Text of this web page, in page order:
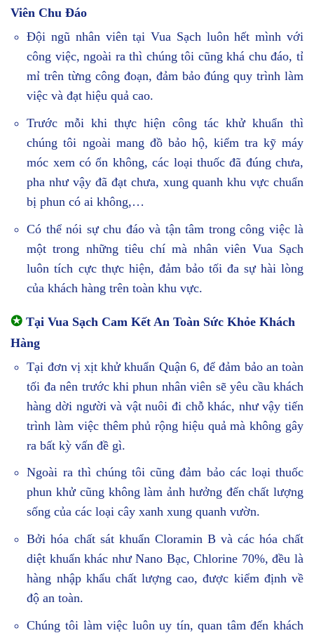
Viên Chu Đáo
Đội ngũ nhân viên tại Vua Sạch luôn hết mình với
công việc, ngoài ra thì chúng tôi cũng khá chu đáo, tỉ
mỉ trên từng công đoạn, đảm bảo đúng quy trình làm
việc và đạt hiệu quả cao.
Trước mỗi khi thực hiện công tác khử khuẩn thì
chúng tôi ngoài mang đồ bảo hộ, kiểm tra kỹ máy
móc xem có ổn không, các loại thuốc đã đúng chưa,
pha như vậy đã đạt chưa, xung quanh khu vực chuẩn
bị phun có ai không,…
Có thể nói sự chu đáo và tận tâm trong công việc là
một trong những tiêu chí mà nhân viên Vua Sạch
luôn tích cực thực hiện, đảm bảo tối đa sự hài lòng
của khách hàng trên toàn khu vực.
✪ Tại Vua Sạch Cam Kết An Toàn Sức Khỏe Khách
Hàng
Tại đơn vị xịt khử khuẩn Quận 6, để đảm bảo an toàn
tối đa nên trước khi phun nhân viên sẽ yêu cầu khách
hàng dời người và vật nuôi đi chỗ khác, như vậy tiến
trình làm việc thêm phủ rộng hiệu quả mà không gây
ra bất kỳ vấn đề gì.
Ngoài ra thì chúng tôi cũng đảm bảo các loại thuốc
phun khử cũng không làm ảnh hưởng đến chất lượng
sống của các loại cây xanh xung quanh vườn.
Bởi hóa chất sát khuẩn Cloramin B và các hóa chất
diệt khuẩn khác như Nano Bạc, Chlorine 70%, đều là
hàng nhập khẩu chất lượng cao, được kiểm định về
độ an toàn.
Chúng tôi làm việc luôn uy tín, quan tâm đến khách